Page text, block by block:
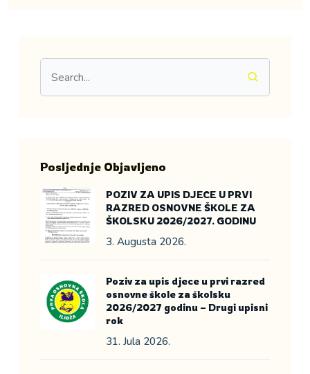
Posljednje Objavljeno
POZIV ZA UPIS DJECE U PRVI
RAZRED OSNOVNE ŠKOLE ZA
ŠKOLSKU 2026/2027. GODINU
3. Augusta 2026.
Poziv za upis djece u prvi razred
osnovne škole za školsku
2026/2027 godinu – Drugi upisni
rok
31. Jula 2026.